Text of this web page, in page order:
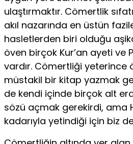
ulaştırmaktır. Cömertlik
akıl nazarında en üstün
hasletlerden biri olduğu
öven birçok Kur’an ayeti ve
vardır. Cömertliği yeterince
müstakil bir kitap yazmak
de kendi içinde birçok alt
sözü açmak gerekirdi, ama
kadarıyla yetindiği için biz